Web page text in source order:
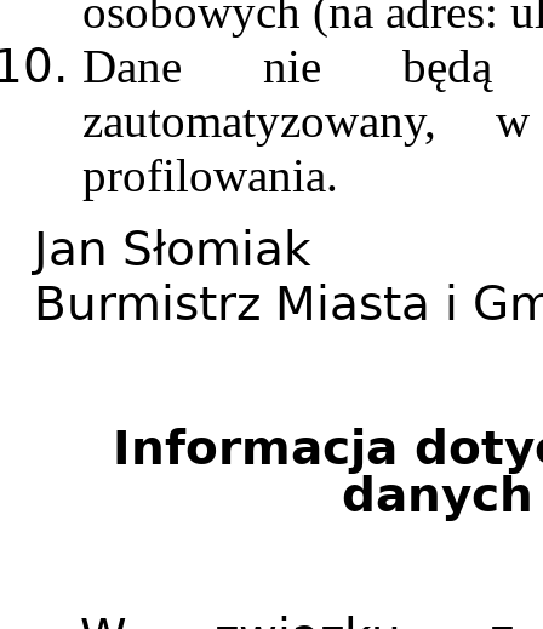
osobowych (na adres:
Dane nie będą
profilowania.
Jan Słomiak
Burmistrz Miasta i
Informacja